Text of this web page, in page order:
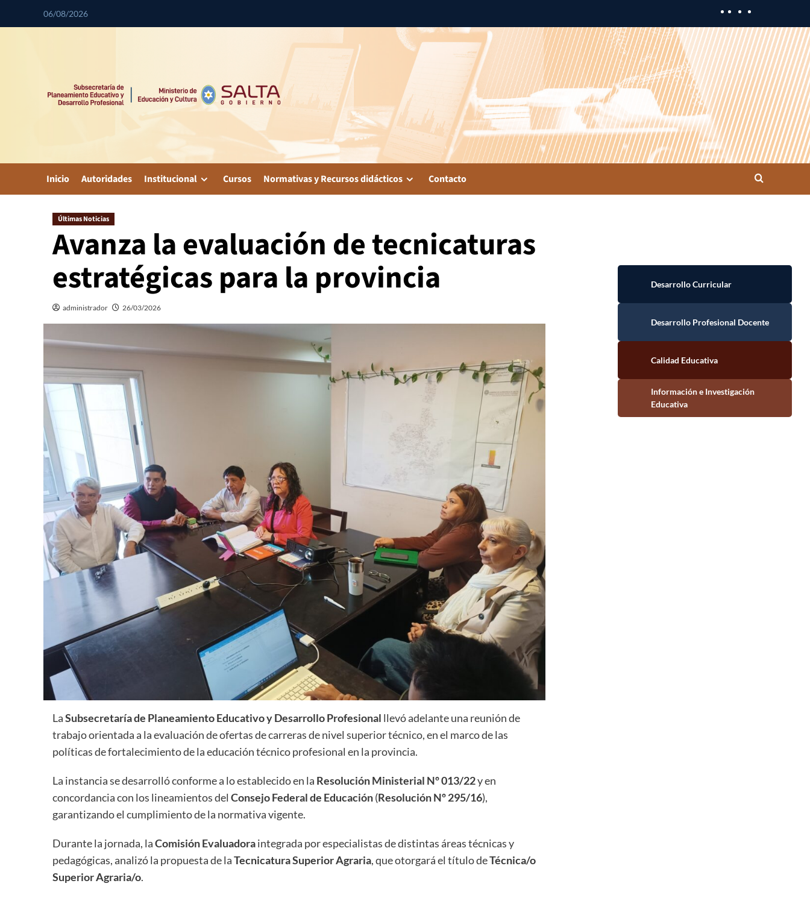
06/08/2026
Inicio Autoridades Institucional Cursos Normativas y Recursos didácticos Contacto
Últimas Noticias
Avanza la evaluación de tecnicaturas
estratégicas para la provincia
administrador 26/03/2026
LaSubsecretaría de Planeamiento Educativo y Desarrollo Profesional llevó adelante una reunión de
trabajo orientada a la evaluación de ofertas de carreras de nivel superior técnico, en el marco de las
políticas de fortalecimiento de la educación técnico profesional en la provincia.
La instancia se desarrolló conforme a lo establecido en la Resolución Ministerial Nº 013/22y en
concordancia con los lineamientos del Consejo Federal de Educación(Resolución Nº 295/16),
garantizando el cumplimiento de la normativa vigente.
Durante la jornada, laComisión Evaluadoraintegrada por especialistas de distintas áreas técnicas y
pedagógicas, analizó la propuesta de laTecnicatura Superior Agraria, que otorgará el título deTécnica/o
Superior Agraria/o.
Información e Investigación Educativa